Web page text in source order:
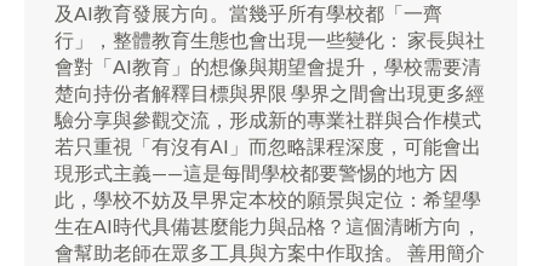
及AI教育發展方向。當幾乎所有學校都「一齊
行」，整體教育生態也會出現一些變化： 家長與社
會對「AI教育」的想像與期望會提升，學校需要清
楚向持份者解釋目標與界限 學界之間會出現更多經
驗分享與參觀交流，形成新的專業社群與合作模式
若只重視「有沒有AI」而忽略課程深度，可能會出
現形式主義——這是每間學校都要警惕的地方 因
此，學校不妨及早界定本校的願景與定位：希望學
生在AI時代具備甚麼能力與品格？這個清晰方向，
會幫助老師在眾多工具與方案中作取捨。 善用簡介